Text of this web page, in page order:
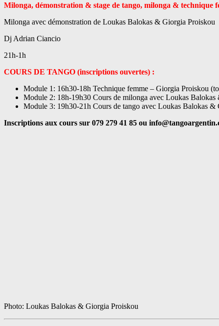
Milonga, démonstration & stage de tango, milonga & technique
Milonga avec démonstration de Loukas Balokas & Giorgia Proiskou
Dj Adrian Ciancio
21h-1h
COURS DE TANGO (inscriptions ouvertes) :
Module 1: 16h30-18h Technique femme – Giorgia Proiskou
Module 2: 18h-19h30 Cours de milonga avec Loukas
Module 3: 19h30-21h Cours de tango avec Loukas Balokas
Inscriptions aux cours sur 079 279 41 85 ou
Photo: Loukas Balokas & Giorgia Proiskou